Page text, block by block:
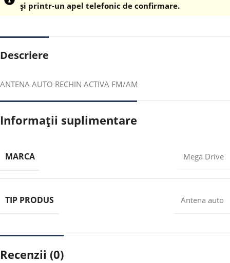
și printr-un apel telefonic de confirmare.
Descriere
ANTENA AUTO RECHIN ACTIVA FM/AM
Informații suplimentare
MARCA Mega Drive
TIP PRODUS Antena auto
Recenzii (0)